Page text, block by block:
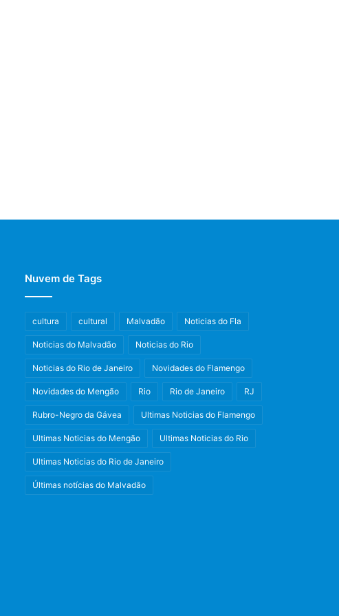
Nuvem de Tags
cultura cultural Malvadão Noticias do Fla
Noticias do Malvadão Noticias do Rio
Noticias do Rio de Janeiro Novidades do Flamengo
Novidades do Mengão Rio Rio de Janeiro RJ
Rubro-Negro da Gávea Ultimas Noticias do Flamengo
Ultimas Noticias do Mengão Ultimas Noticias do Rio
Ultimas Noticias do Rio de Janeiro
Últimas notícias do Malvadão